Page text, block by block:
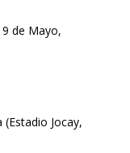
de Mayo,
Jocay,